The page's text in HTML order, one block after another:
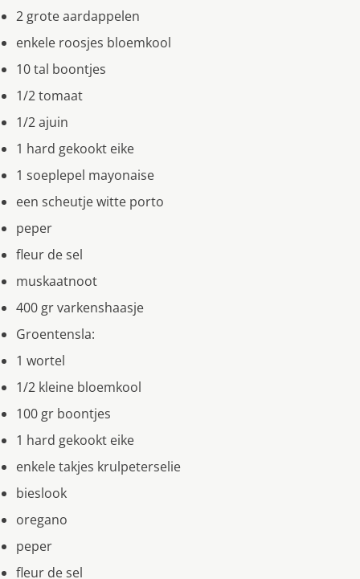
2 grote aardappelen
enkele roosjes bloemkool
10 tal boontjes
1/2 tomaat
1/2 ajuin
1 hard gekookt eike
1 soeplepel mayonaise
een scheutje witte porto
peper
fleur de sel
muskaatnoot
400 gr varkenshaasje
Groentensla:
1 wortel
1/2 kleine bloemkool
100 gr boontjes
1 hard gekookt eike
enkele takjes krulpeterselie
bieslook
oregano
peper
fleur de sel